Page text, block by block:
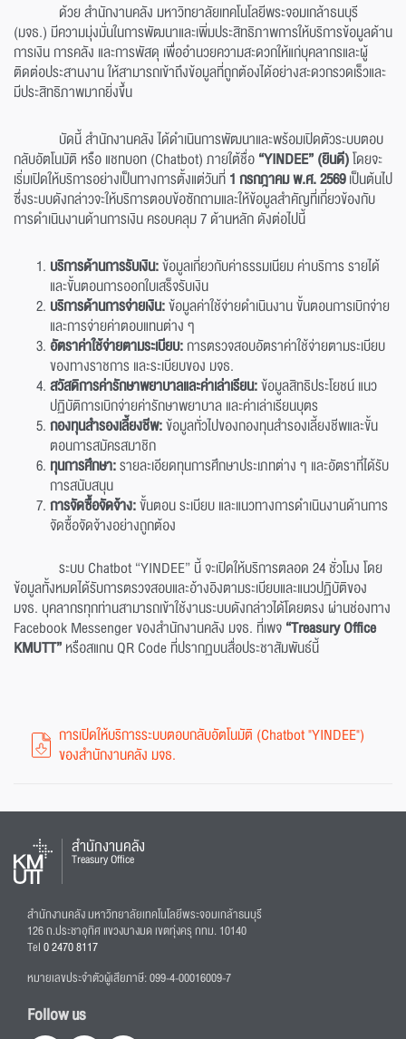
ด้วย สำนักงานคลัง มหาวิทยาลัยเทคโนโลยีพระจอมเกล้าธนบุรี
(มจธ.) มีความมุ่งมั่นในการพัฒนาและเพิ่มประสิทธิภาพการให้บริการข้อมูลด้าน
การเงิน การคลัง และการพัสดุ เพื่ออำนวยความสะดวกให้แก่บุคลากรและผู้
ติดต่อประสานงาน ให้สามารถเข้าถึงข้อมูลที่ถูกต้องได้อย่างสะดวกรวดเร็วและ
มีประสิทธิภาพมากยิ่งขึ้น
บัดนี้ สำนักงานคลัง ได้ดำเนินการพัฒนาและพร้อมเปิดตัวระบบตอบ
กลับอัตโนมัติ หรือ แชทบอท (Chatbot) ภายใต้ชื่อ“YINDEE” (ยินดี)โดยจะ
เริ่มเปิดให้บริการอย่างเป็นทางการตั้งแต่วันที่1 กรกฎาคม พ.ศ. 2569เป็นต้นไป
ซึ่งระบบดังกล่าวจะให้บริการตอบข้อซักถามและให้ข้อมูลสำคัญที่เกี่ยวข้องกับ
การดำเนินงานด้านการเงิน ครอบคลุม 7 ด้านหลัก ดังต่อไปนี้
บริการด้านการรับเงิน:ข้อมูลเกี่ยวกับค่าธรรมเนียม ค่าบริการ รายได้
และขั้นตอนการออกใบเสร็จรับเงิน
บริการด้านการจ่ายเงิน:ข้อมูลค่าใช้จ่ายดำเนินงาน ขั้นตอนการเบิกจ่าย
และการจ่ายค่าตอบแทนต่าง ๆ
อัตราค่าใช้จ่ายตามระเบียบ:การตรวจสอบอัตราค่าใช้จ่ายตามระเบียบ
ของทางราชการ และระเบียบของ มจธ.
สวัสดิการค่ารักษาพยาบาลและค่าเล่าเรียน:ข้อมูลสิทธิประโยชน์ แนว
ปฏิบัติการเบิกจ่ายค่ารักษาพยาบาล และค่าเล่าเรียนบุตร
กองทุนสำรองเลี้ยงชีพ:ข้อมูลทั่วไปของกองทุนสำรองเลี้ยงชีพและขั้น
ตอนการสมัครสมาชิก
ทุนการศึกษา:รายละเอียดทุนการศึกษาประเภทต่าง ๆ และอัตราที่ได้รับ
การสนับสนุน
การจัดซื้อจัดจ้าง:ขั้นตอน ระเบียบ และแนวทางการดำเนินงานด้านการ
จัดซื้อจัดจ้างอย่างถูกต้อง
ระบบ Chatbot “YINDEE” นี้ จะเปิดให้บริการตลอด 24 ชั่วโมง โดย
ข้อมูลทั้งหมดได้รับการตรวจสอบและอ้างอิงตามระเบียบและแนวปฏิบัติของ
มจธ. บุคลากรทุกท่านสามารถเข้าใช้งานระบบดังกล่าวได้โดยตรง ผ่านช่องทาง
Facebook Messenger ของสำนักงานคลัง มจธ. ที่เพจ“Treasury Office
KMUTT”หรือสแกน QR Code ที่ปรากฏบนสื่อประชาสัมพันธ์นี้
การเปิดให้บริการระบบตอบกลับอัตโนมัติ (Chatbot "YINDEE")
ของสำนักงานคลัง มจธ.
สำนักงานคลัง
Treasury Office
สำนักงานคลัง มหาวิทยาลัยเทคโนโลยีพระจอมเกล้าธนบุรี
126 ถ.ประชาอุทิศ แขวงบางมด เขตทุ่งครุ กทม. 10140
Tel0 2470 8117
หมายเลขประจำตัวผู้เสียภาษี: 099-4-00016009-7
Follow us